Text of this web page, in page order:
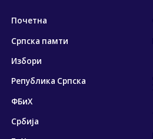
Почетна
Српска памти
Избори
Република Српска
ФБиХ
Србија